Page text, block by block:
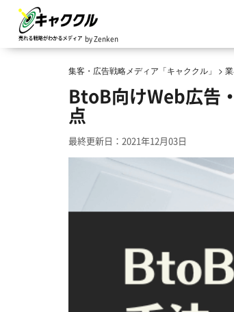
by Zenken
集客・広告戦略メディア「キャククル」 >
BtoB向けWeb広告
点
最終更新日：2021年12月03日